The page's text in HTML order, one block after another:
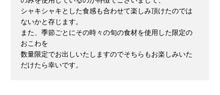
シャキシャキとした食感も合わせて楽しみ頂けたのでは
ないかと存じます。
また、季節ごとにその時々の旬の食材を使用した限定の
おこわを
数量限定でお出しいたしますのでそちらもお楽しみいた
だけたら幸いです。